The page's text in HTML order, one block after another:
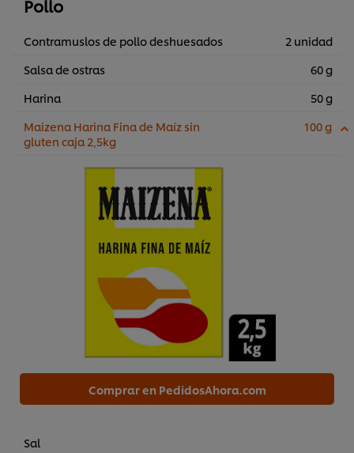
Pollo
Contramuslos de pollo deshuesados
2 unidad
Salsa de ostras
60 g
Harina
50 g
Maizena Harina Fina de Maíz sin
gluten caja 2,5kg
100 g
Comprar en PedidosAhora.com
Sal